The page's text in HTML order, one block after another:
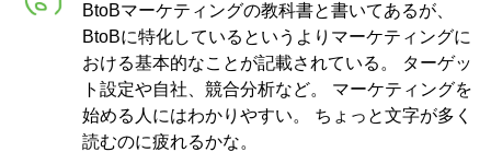
BtoBマーケティングの教科書と書いてあるが、
BtoBに特化しているというよりマーケティングに
おける基本的なことが記載されている。 ターゲッ
ト設定や自社、競合分析など。 マーケティングを
始める人にはわかりやすい。 ちょっと文字が多く
読むのに疲れるかな。